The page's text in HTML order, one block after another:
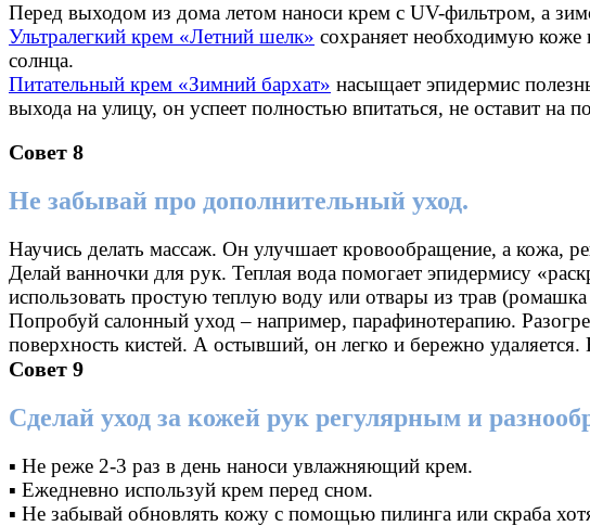
Перед выходом из дома летом наноси крем с UV-фильтром, а
Ультралегкий крем «Летний шелк» сохраняет необходимую коже
солнца.
Питательный крем «Зимний бархат» насыщает эпидермис
выхода на улицу, он успеет полностью впитаться, не оставит
Совет 8
Не забывай про дополнительный уход.
Научись делать массаж. Он улучшает кровообращение, а кожа,
Делай ванночки для рук. Теплая вода помогает эпидермису
использовать простую теплую воду или отвары из трав
Попробуй салонный уход – например, парафинотерапию.
поверхность кистей. А остывший, он легко и бережно
Совет 9
Сделай уход за кожей рук регулярным и
▪ Не реже 2-3 раз в день наноси увлажняющий крем.
▪ Ежедневно используй крем перед сном.
▪ Не забывай обновлять кожу с помощью пилинга или скраба